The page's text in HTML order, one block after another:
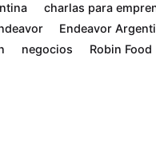
charlas para
Endeavor
negocios
Robin Food